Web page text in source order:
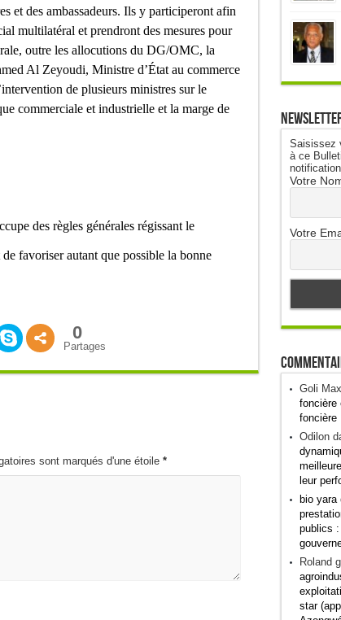
et des ambassadeurs. Ils y participeront afin
multilatéral et prendront des mesures pour
outre les allocutions du DG/OMC, la
Al Zeyoudi, Ministre d’État au commerce
de plusieurs ministres sur le
commerciale et industrielle et la marge de
des règles générales régissant le
favoriser autant que possible la bonne
0
Partages
sont marqués d'une étoile *
Saisissez
à ce
Votre
Votre
Goli
foncière
foncière
Odilon
leur
bio yara
publics
Roland
star